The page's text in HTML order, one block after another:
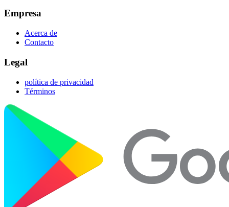
Empresa
Acerca de
Contacto
Legal
política de privacidad
Términos